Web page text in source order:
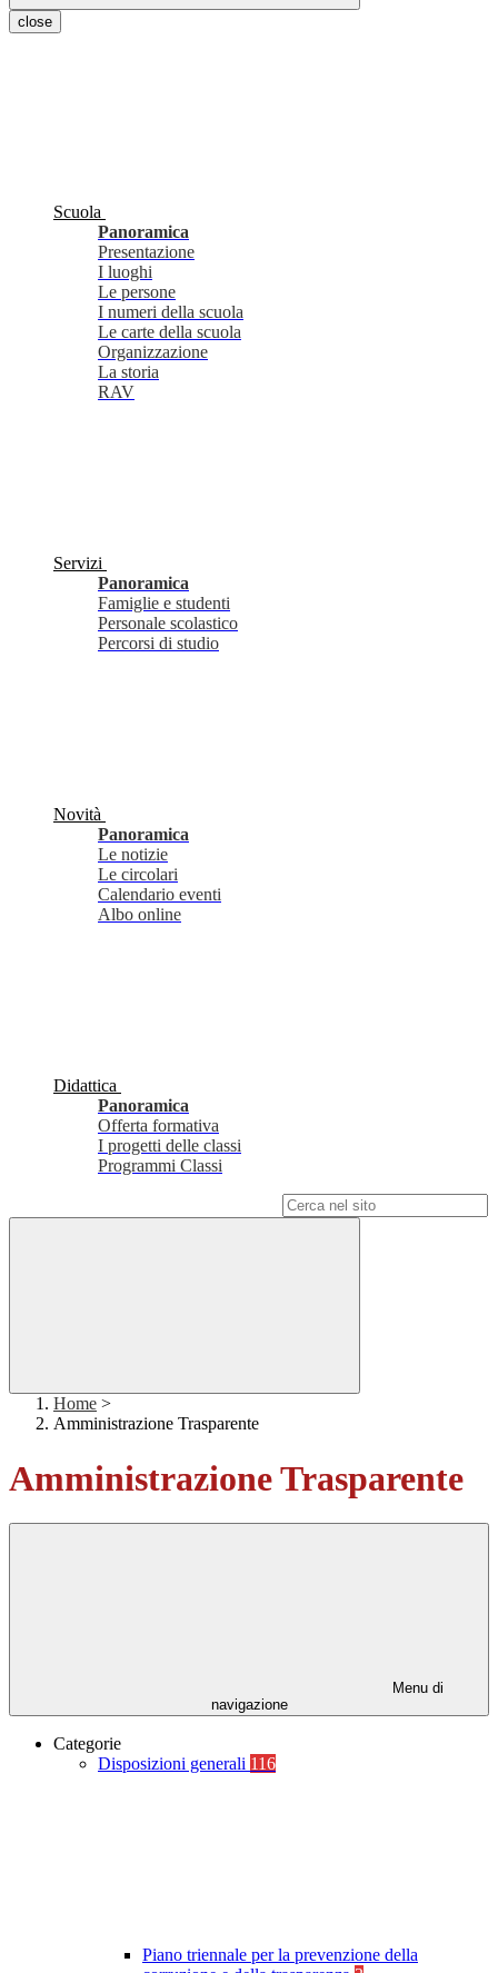
close
Scuola
Panoramica
Presentazione
I luoghi
Le persone
I numeri della scuola
Le carte della scuola
Organizzazione
La storia
RAV
Servizi
Panoramica
Famiglie e studenti
Personale scolastico
Percorsi di studio
Novità
Panoramica
Le notizie
Le circolari
Calendario eventi
Albo online
Didattica
Panoramica
Offerta formativa
I progetti delle classi
Programmi Classi
Home >
Amministrazione Trasparente
Amministrazione Trasparente
Menu di
navigazione
Categorie
Disposizioni generali 116
Piano triennale per la prevenzione della